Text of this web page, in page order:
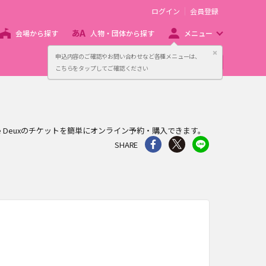
申込内容のご確認やお問い合わせなど各種メニューは、
こちらをタップしてご確認ください
閉じる
ログイン 会員登録
会場から探す 人物・団体から探す メニュー
主催者向け販売サービス
のチケットを簡単にオンライン予約・購入できます。
SHARE
シェア Twitter